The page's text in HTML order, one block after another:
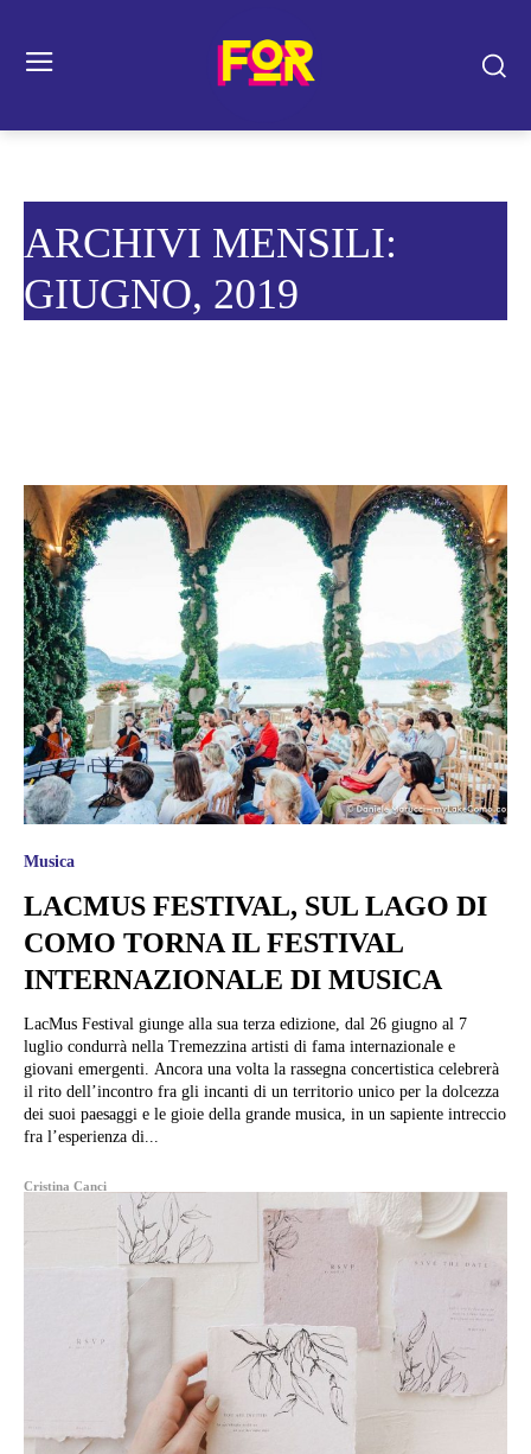
ARCHIVI MENSILI:
GIUGNO, 2019
Musica
LACMUS FESTIVAL, SUL LAGO DI
COMO TORNA IL FESTIVAL
INTERNAZIONALE DI MUSICA
LacMus Festival giunge alla sua terza edizione, dal 26 giugno al 7
luglio condurrà nella Tremezzina artisti di fama internazionale e
giovani emergenti. Ancora una volta la rassegna concertistica celebrerà
il rito dell’incontro fra gli incanti di un territorio unico per la dolcezza
dei suoi paesaggi e le gioie della grande musica, in un sapiente intreccio
fra l’esperienza di...
Cristina Canci